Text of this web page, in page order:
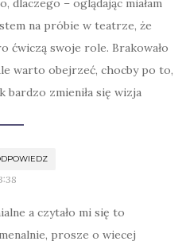
dlaczego – oglądając miałam
na próbie w teatrze, że
ćwiczą swoje role. Brakowało
warto obejrzeć, chocby po to,
bardzo zmieniła się wizja
a czytało mi się to
prosze o wiecej